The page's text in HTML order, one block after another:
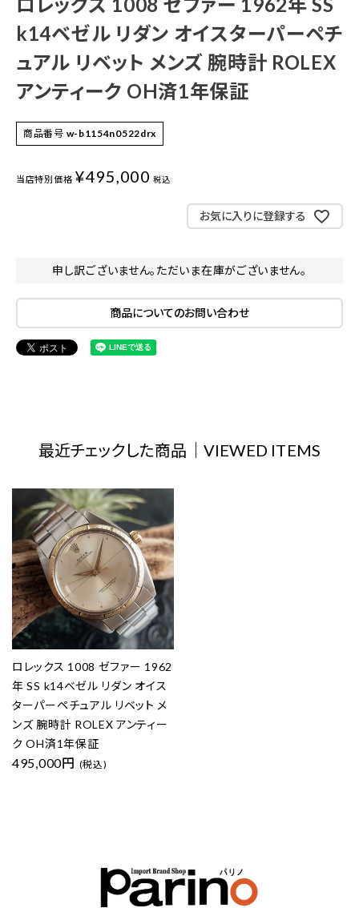
k14ベゼル リダン オイスターパーペチ
ュアル リベット メンズ 腕時計 ROLEX
アンティーク OH済1年保証
商品番号 w-b1154n0522drx
当店特別価格 ¥495,000 税込
お気に入りに登録する
申し訳ございません。ただいま在庫がございません。
商品についてのお問い合わせ
最近チェックした商品｜VIEWED ITEMS
ロレックス 1008 ゼファー 1962
年 SS k14ベゼル リダン オイス
ターパーペチュアル リベット メ
ンズ 腕時計 ROLEX アンティー
ク OH済1年保証
495,000円 (税込)